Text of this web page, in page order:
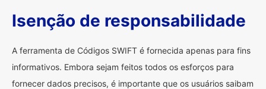
Isenção de responsabilidade
A ferramenta de Códigos SWIFT é fornecida apenas para fins
informativos. Embora sejam feitos todos os esforços para
fornecer dados precisos, é importante que os usuários saibam